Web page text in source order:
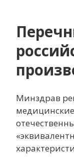
Минздрав
ПРОЕКТОВ